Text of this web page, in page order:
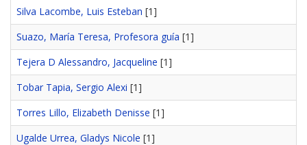
Silva Lacombe, Luis Esteban [1]
Suazo, María Teresa, Profesora guía [1]
Tejera D Alessandro, Jacqueline [1]
Tobar Tapia, Sergio Alexi [1]
Torres Lillo, Elizabeth Denisse [1]
Ugalde Urrea, Gladys Nicole [1]